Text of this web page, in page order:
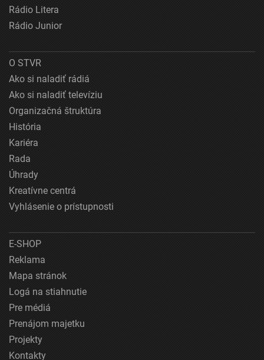
Rádio Litera
Rádio Junior
O STVR
Ako si naladiť rádiá
Ako si naladiť televíziu
Organizačná štruktúra
História
Kariéra
Rada
Úhrady
Kreatívne centrá
Vyhlásenie o prístupnosti
E-SHOP
Reklama
Mapa stránok
Logá na stiahnutie
Pre médiá
Prenájom majetku
Projekty
Kontakty